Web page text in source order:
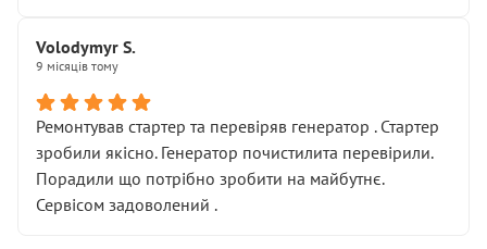
Volodymyr S.
9 місяців тому
Ремонтував стартер та перевіряв генератор . Стартер
зробили якісно. Генератор почистилита перевірили.
Порадили що потрібно зробити на майбутнє.
Сервісом задоволений .